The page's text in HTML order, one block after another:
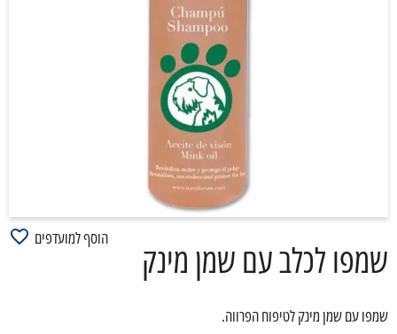
שמפו לכלב עם שמן מינק הוסף למועדפים
שמפו עם שמן מינק לטיפוח הפרווה.